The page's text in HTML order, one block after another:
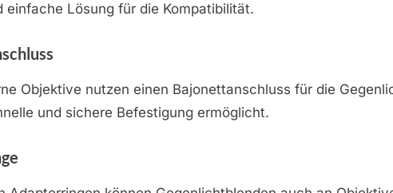
einfache Lösung für die Kompatibilität.
Objektive nutzen einen Bajonettanschluss für die
und sichere Befestigung ermöglicht.